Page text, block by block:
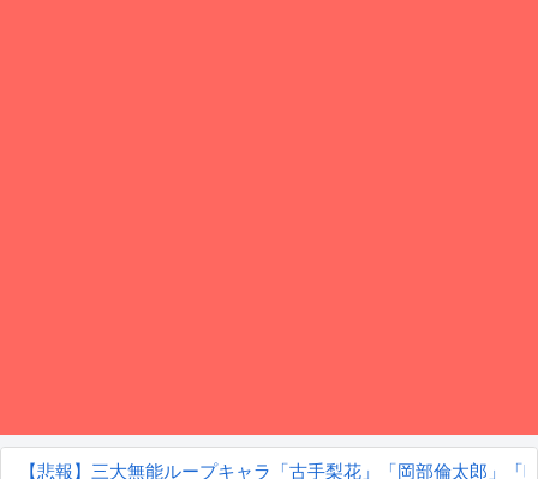
【悲報】三大無能ループキャラ「古手梨花」「岡部倫太郎」